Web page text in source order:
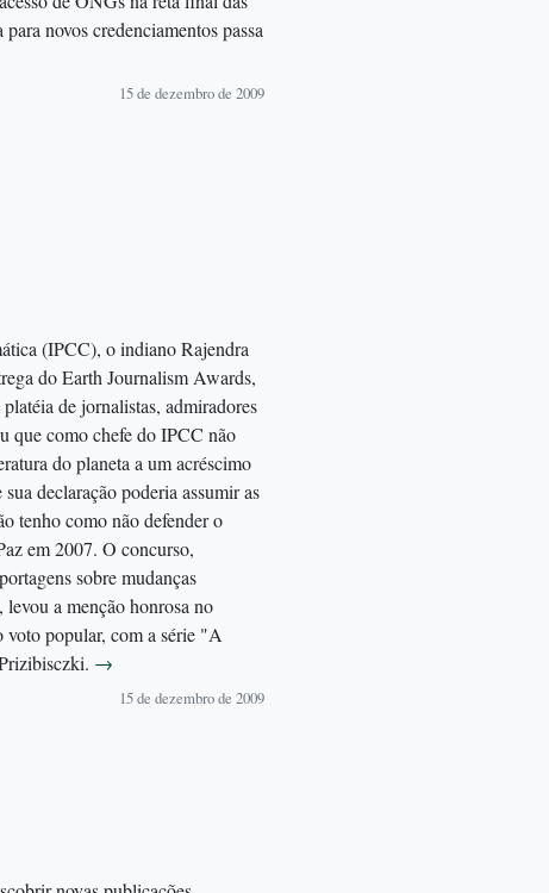
novos credenciamentos passa
15 de dezembro de 2009
(IPCC), o indiano Rajendra
do Earth Journalism Awards,
de jornalistas, admiradores
que como chefe do IPCC não
do planeta a um acréscimo
declaração poderia assumir as
tenho como não defender o
em 2007. O concurso,
sobre mudanças
a menção honrosa no
voto popular, com a série "A
→
15 de dezembro de 2009